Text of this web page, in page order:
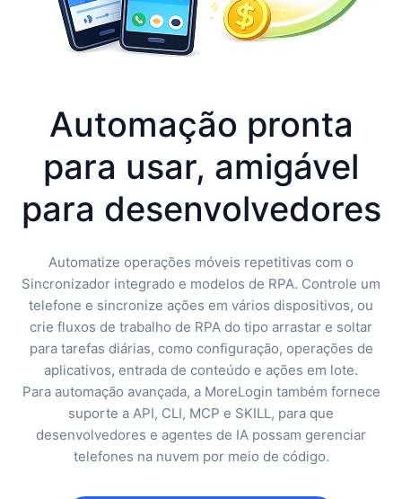
Automação pronta
para usar, amigável
para desenvolvedores
Automatize operações móveis repetitivas com o
Sincronizador integrado e modelos de RPA. Controle um
telefone e sincronize ações em vários dispositivos, ou
crie fluxos de trabalho de RPA do tipo arrastar e soltar
para tarefas diárias, como configuração, operações de
aplicativos, entrada de conteúdo e ações em lote.
Para automação avançada, a MoreLogin também fornece
suporte a API, CLI, MCP e SKILL, para que
desenvolvedores e agentes de IA possam gerenciar
telefones na nuvem por meio de código.